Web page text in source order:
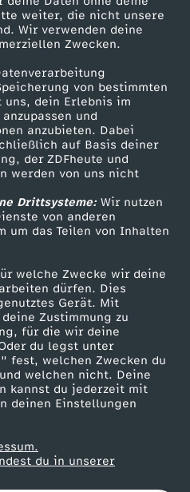
weiter, die nicht unsere
Wir verwenden deine
Zwecken.
von bestimmten
dein Erlebnis im
und
anzubieten. Dabei
auf Basis deiner
der ZDFheute und
werden von uns nicht
Drittsysteme:Wir nutzen
von anderen
um das Teilen von Inhalten
welche Zwecke wir deine
dürfen. Dies
Gerät. Mit
Zustimmung zu
für die wir deine
du legst unter
fest, welchen Zwecken du
welchen nicht. Deine
kannst du jederzeit mit
deinen Einstellungen
du in unserer
Kontakt zum ZDF
Tickets
Zuschauerservice
Hilfe